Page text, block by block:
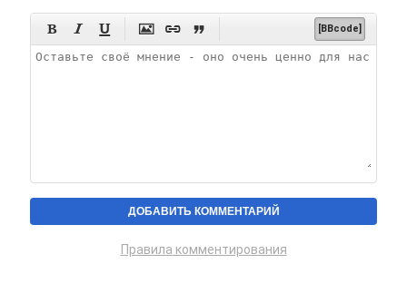
      [BBcode]
Правила комментирования